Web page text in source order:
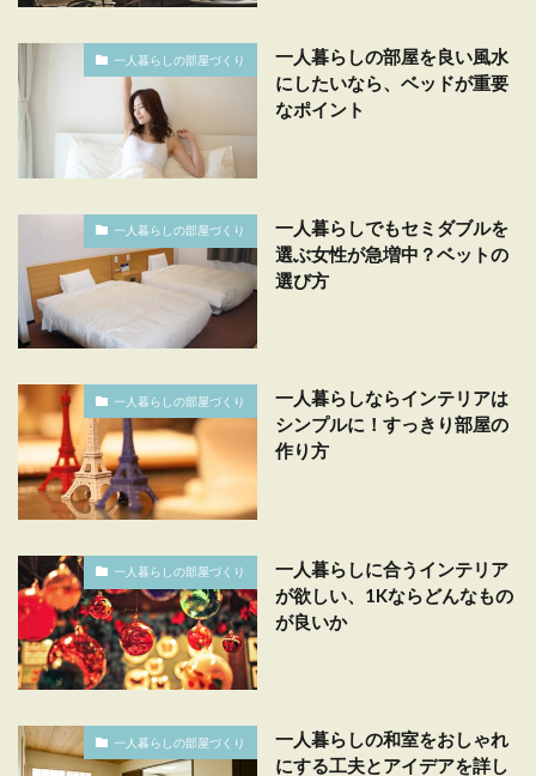
一人暮らしの部屋づくり
一人暮らしの部屋を良い風水
にしたいなら、ベッドが重要
なポイント
一人暮らしの部屋づくり
一人暮らしでもセミダブルを
選ぶ女性が急増中？ベットの
選び方
一人暮らしの部屋づくり
一人暮らしならインテリアは
シンプルに！すっきり部屋の
作り方
一人暮らしの部屋づくり
一人暮らしに合うインテリア
が欲しい、1Kならどんなもの
が良いか
一人暮らしの部屋づくり
一人暮らしの和室をおしゃれ
にする工夫とアイデアを詳し